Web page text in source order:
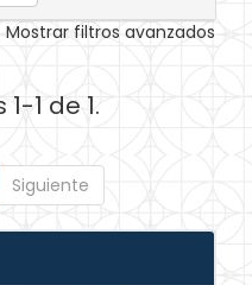
Mostrar filtros avanzados
1 de 1.
Siguiente